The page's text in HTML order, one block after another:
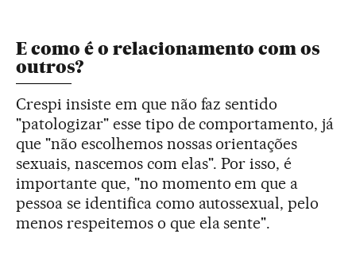
E como é o relacionamento com os
outros?
Crespi insiste em que não faz sentido
"patologizar" esse tipo de comportamento, já
que "não escolhemos nossas orientações
sexuais, nascemos com elas". Por isso, é
importante que, "no momento em que a
pessoa se identifica como autossexual, pelo
menos respeitemos o que ela sente".